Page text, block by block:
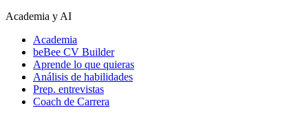
Academia y AI
Academia
beBee CV Builder
Aprende lo que quieras
Análisis de habilidades
Prep. entrevistas
Coach de Carrera